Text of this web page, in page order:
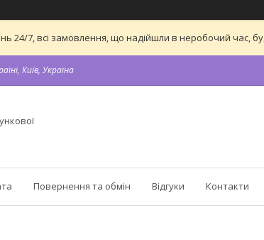
24/7, всі замовлення, що надійшли в неробочий час,
Київ, Україна
Повернення та обмін Відгуки Контакти